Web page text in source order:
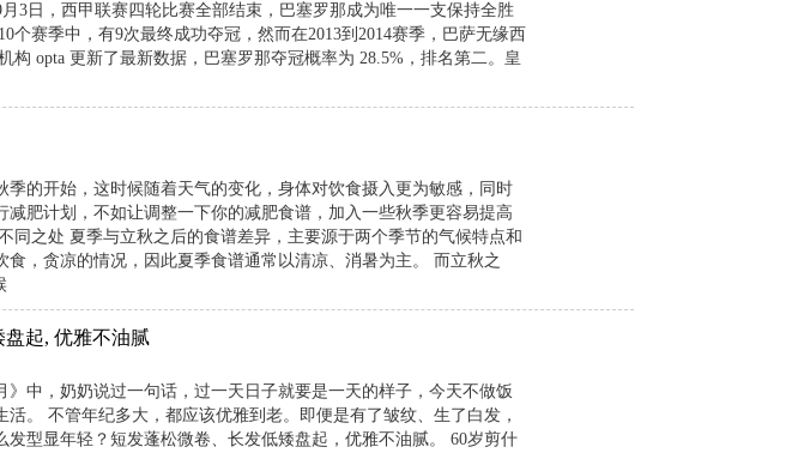
3日，西甲联赛四轮比赛全部结束，巴塞罗那成为唯一一支保持全胜
赛季中，有9次最终成功夺冠，然而在2013到2014赛季，巴萨无缘西
opta 更新了最新数据，巴塞罗那夺冠概率为 28.5%，排名第二。皇
的开始，这时候随着天气的变化，身体对饮食摄入更为敏感，同时
肥计划，不如让调整一下你的减肥食谱，加入一些秋季更容易提高
同之处 夏季与立秋之后的食谱差异，主要源于两个季节的气候特点和
，贪凉的情况，因此夏季食谱通常以清凉、消暑为主。 而立秋之
盘起, 优雅不油腻
中，奶奶说过一句话，过一天日子就要是一天的样子，今天不做饭
。 不管年纪多大，都应该优雅到老。即便是有了皱纹、生了白发，
型显年轻？短发蓬松微卷、长发低矮盘起，优雅不油腻。 60岁剪什